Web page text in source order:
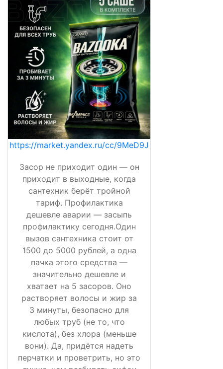
https://market.yandex.ru/cc/9MeD9J
Засор не приходит один — он
приходит в выходные, когда
сантехник берёт тройной
тариф. Профилактика
дешевле аварии — засыпь
профилактику сегодня.Один
вызов сантехника стоит от
1500 до 5000 рублей, а одна
пачка этого средства —
значительно дешевле и
хватает на 5 засоров. Оно
растворяет волосы и жир за
3 минуты, безопасно для
любых труб (не то, что
кислота), без хлора (меньше
вони). Да, придётся надеть
перчатки и проветрить, но это